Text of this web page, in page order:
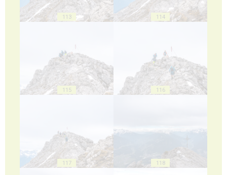
113 114
115 116
117 118